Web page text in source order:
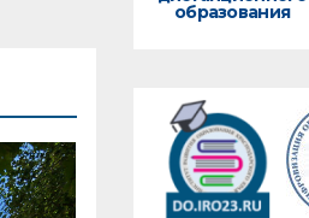
образования